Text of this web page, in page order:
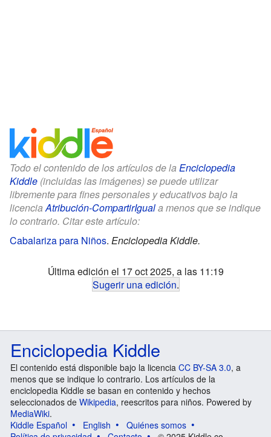
Todo el contenido de los artículos de la Enciclopedia
Kiddle (incluidas las imágenes) se puede utilizar
libremente para fines personales y educativos bajo la
licenciaAtribución-CompartirIguala menos que se indique
lo contrario. Citar este artículo:
Cabalariza para Niños. Enciclopedia Kiddle.
Última edición el 17 oct 2025, a las 11:19
Sugerir una edición.
Enciclopedia Kiddle
El contenido está disponible bajo la licencia CC BY-SA 3.0, a
menos que se indique lo contrario. Los artículos de la
enciclopedia Kiddle se basan en contenido y hechos
seleccionados de Wikipedia, reescritos para niños. Powered by
MediaWiki.
Kiddle Español
English
Quiénes somos